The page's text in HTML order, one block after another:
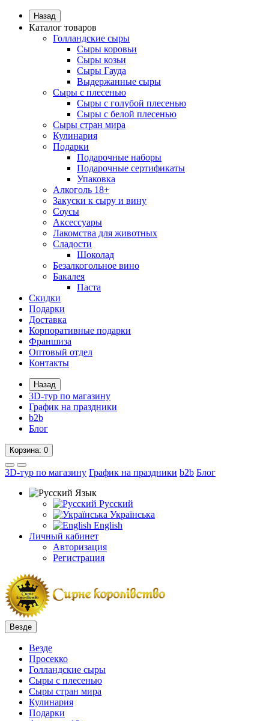
Назад
Каталог товаров
Голландские сыры
Сыры коровьи
Сыры козьи
Сыры Гауда
Выдержанные сыры
Сыры с плесенью
Сыры с голубой плесенью
Сыры с белой плесенью
Сыры стран мира
Кулинария
Подарки
Подарочные наборы
Подарочные сертификаты
Упаковка
Алкоголь 18+
Закуски к сыру и вину
Соусы
Аксессуары
Лакомства для животных
Сладости
Шоколад
Безалкогольное вино
Бакалея
Паста
Скидки
Подарки
Доставка
Корпоративные подарки
Франшиза
Оптовый отдел
Контакты
Назад
3D-тур по магазину
График на праздники
b2b
Блог
Корзина: 0
3D-тур по магазину График на праздники b2b Блог
Язык
Русский
Українська
English
Личный кабинет
Авторизация
Регистрация
Везде
Везде
Просекко
Голландские сыры
Сыры с плесенью
Сыры стран мира
Кулинария
Подарки